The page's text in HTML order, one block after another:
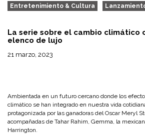
Entretenimiento & Cultura
La serie sobre el cambio climático
elenco de lujo
21 marzo, 2023
Ambientada en un futuro cercano donde los
climático se han integrado en nuestra vida
protagonizada por las ganadoras del Oscar Meryl
acompañadas de Tahar Rahim, Gemma, la
Harrington.